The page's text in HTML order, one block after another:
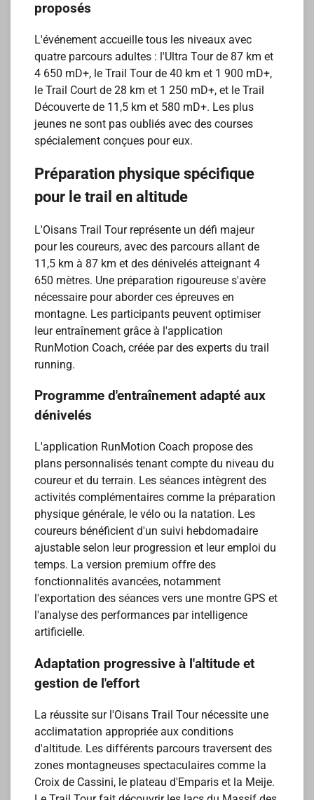
proposés
L'événement accueille tous les niveaux avec
quatre parcours adultes : l'Ultra Tour de 87 km et
4 650 mD+, le Trail Tour de 40 km et 1 900 mD+,
le Trail Court de 28 km et 1 250 mD+, et le Trail
Découverte de 11,5 km et 580 mD+. Les plus
jeunes ne sont pas oubliés avec des courses
spécialement conçues pour eux.
Préparation physique spécifique
pour le trail en altitude
L'Oisans Trail Tour représente un défi majeur
pour les coureurs, avec des parcours allant de
11,5 km à 87 km et des dénivelés atteignant 4
650 mètres. Une préparation rigoureuse s'avère
nécessaire pour aborder ces épreuves en
montagne. Les participants peuvent optimiser
leur entraînement grâce à l'application
RunMotion Coach, créée par des experts du trail
running.
Programme d'entraînement adapté aux
dénivelés
L'application RunMotion Coach propose des
plans personnalisés tenant compte du niveau du
coureur et du terrain. Les séances intègrent des
activités complémentaires comme la préparation
physique générale, le vélo ou la natation. Les
coureurs bénéficient d'un suivi hebdomadaire
ajustable selon leur progression et leur emploi du
temps. La version premium offre des
fonctionnalités avancées, notamment
l'exportation des séances vers une montre GPS et
l'analyse des performances par intelligence
artificielle.
Adaptation progressive à l'altitude et
gestion de l'effort
La réussite sur l'Oisans Trail Tour nécessite une
acclimatation appropriée aux conditions
d'altitude. Les différents parcours traversent des
zones montagneuses spectaculaires comme la
Croix de Cassini, le plateau d'Emparis et la Meije.